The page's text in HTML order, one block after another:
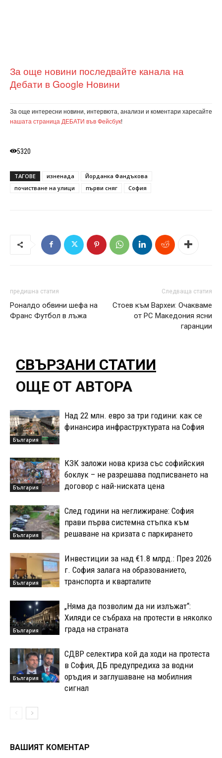
За още новини последвайте канала на
Дебати в Google Новини
За още интересни новини, интервюта, анализи и коментари харесайте
нашата страница ДЕБАТИ във Фейсбук!
5320
ТАГОВЕ изненада
Йорданка Фандъкова
почистване на улици
първи сняг София
предишна статия
Роналдо обвини шефа на
Франс Футбол в лъжа
Следваща статия
Стоев към Вархеи: Очакваме
от РС Македония ясни
гаранции
СВЪРЗАНИ СТАТИИ
ОЩЕ ОТ АВТОРА
България
Над 22 млн. евро за три години: как се
финансира инфраструктурата на София
България
КЗК заложи нова криза със софийския
боклук – не разрешава подписването на
договор с най-ниската цена
България
След години на неглижиране: София
прави първа системна стъпка към
решаване на кризата с паркирането
България
Инвестиции за над €1.8 млрд.: През 2026
г. София залага на образованието,
транспорта и кварталите
България
„Няма да позволим да ни излъжат“:
Хиляди се събраха на протести в няколко
града на страната
България
СДВР селектира кой да ходи на протеста
в София, ДБ предупредиха за водни
оръдия и заглушаване на мобилния
сигнал
ВАШИЯТ КОМЕНТАР